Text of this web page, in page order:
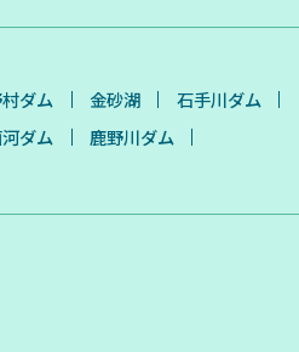
ダム 金砂湖
石手川ダム
ダム
鹿野川ダム